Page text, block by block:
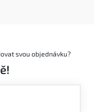
svou objednávku?